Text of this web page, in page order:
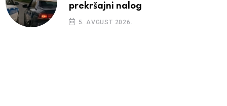
prekršajni nalog
5. AVGUST 2026.